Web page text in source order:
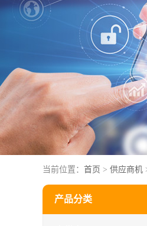
当前位置： 首页 > 供应商机
产品分类